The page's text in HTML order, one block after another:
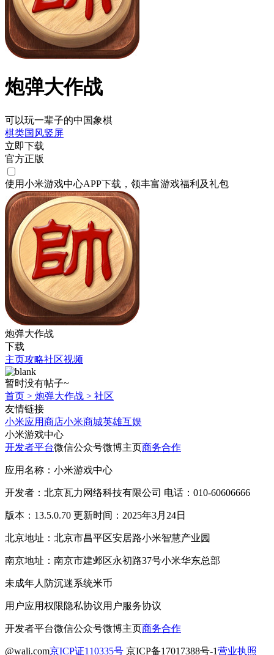
炮弹大作战
可以玩一辈子的中国象棋
棋类国风竖屏
立即下载
官方正版
使用小米游戏中心APP下载 ，领丰富游戏福利 及礼包
炮弹大作战
下载
主页攻略社区视频
暂时没有帖子~
首页 > 炮弹大作战 > 社区
友情链接
小米应用商店小米商城英雄互娱
小米游戏中心
开发者平台微信公众号微博主页商务合作
应用名称：小米游戏中心
开发者：北京瓦力网络科技有限公司 电话：010-60606666
版本：13.5.0.70 更新时间：2025年3月24日
北京地址：北京市昌平区安居路小米智慧产业园
南京地址：南京市建邺区永初路37号小米华东总部
未成年人防沉迷系统米币
用户应用权限隐私协议用户服务协议
开发者平台微信公众号微博主页商务合作
@wali.com京ICP证110335号 京ICP备17017388号-1营业执照